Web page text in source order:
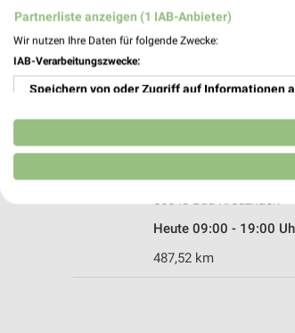
Ernsting's family Bad
55543 Bad Kreuznach
Heute 09:00 - 18:00
Mannheimer Str. 181
55543 Bad Kreuznach
Heute 09:00 - 19:00
487,52 km
Partnerliste anzeigen (1 IAB-Anbieter)
Wir nutzen Ihre Daten für folgende Zwecke:
IAB-Verarbeitungszwecke:
Speichern von oder Zugriff auf Informationen
Verwendung reduzierter Daten zur Auswahl
Erstellung von Profilen für personalisierte
Erstellung von Profilen zur Personalisierung